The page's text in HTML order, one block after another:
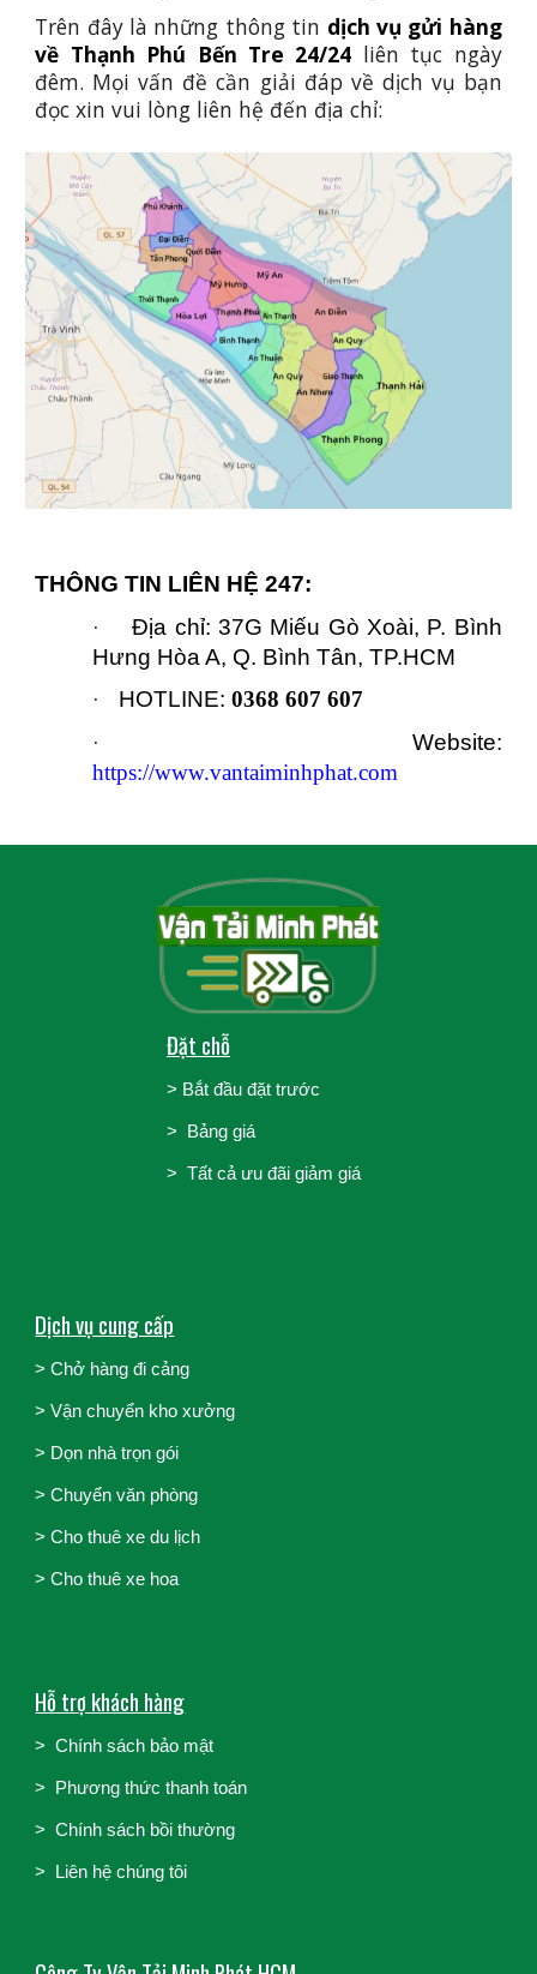
Trên đây là những thông tin dịch vụ gửi hàng
về Thạnh Phú Bến Tre 24/24 liên tục ngày
đêm. Mọi vấn đề cần giải đáp về dịch vụ bạn
đọc xin vui lòng liên hệ đến địa chỉ:
THÔNG TIN LIÊN HỆ 247:
·
Địa chỉ: 37G Miếu Gò Xoài, P. Bình
Hưng Hòa A, Q. Bình Tân, TP.HCM
· HOTLINE:0368 607 607
·
Website:
https://www.vantaiminhphat.com
Đặt chỗ
> Bắt đầu đặt trước
> Bảng giá
> Tất cả ưu đãi giảm giá
Dịch vụ cung cấp
> Chở hàng đi cảng
>Vận chuyển kho xưởng
> Dọn nhà trọn gói
>Chuyển văn phòng
>Cho thuê xe du lịch
>Cho thuê xe hoa
Hỗ trợ khách hàng
> Chính sách bảo mật
> Phương thức thanh toán
>Chính sách bồi thường
> Liên hệ chúng tôi